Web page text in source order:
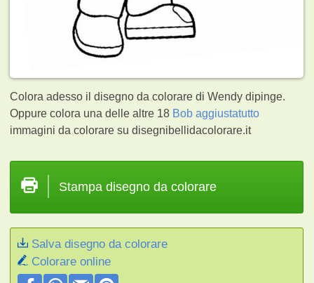
Colora adesso il disegno da colorare di Wendy dipinge.
Oppure colora una delle altre 18 Bob aggiustatutto
immagini da colorare su disegnibellidacolorare.it
Stampa disegno da colorare
Salva disegno da colorare
Colorare online